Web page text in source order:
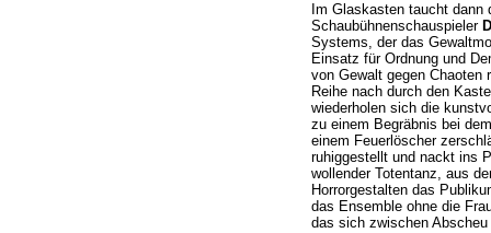
Im Glaskasten taucht dann
Schaubühnenschauspieler
Systems, der das
Einsatz für Ordnung und
von Gewalt gegen Chaoten
Reihe nach durch den
wiederholen sich die
zu einem Begräbnis bei
einem Feuerlöscher
ruhiggestellt und nackt ins
wollender Totentanz, aus
Horrorgestalten das
das Ensemble ohne die
das sich zwischen